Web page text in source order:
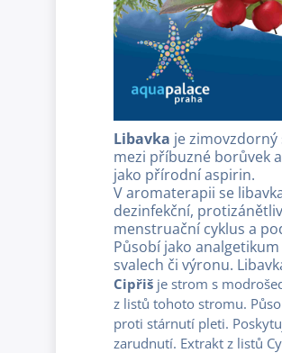
Libavka je zimovzdorný
mezi příbuzné borůvek
jako přírodní aspirin.
V aromaterapii se
dezinfekční,
menstruační cyklus a
Působí jako
svalech či výronu.
Cipřiš je strom s
z listů tohoto stromu.
proti stárnutí pleti.
zarudnutí. Extrakt z listů